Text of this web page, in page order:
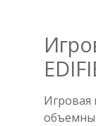
Игровая